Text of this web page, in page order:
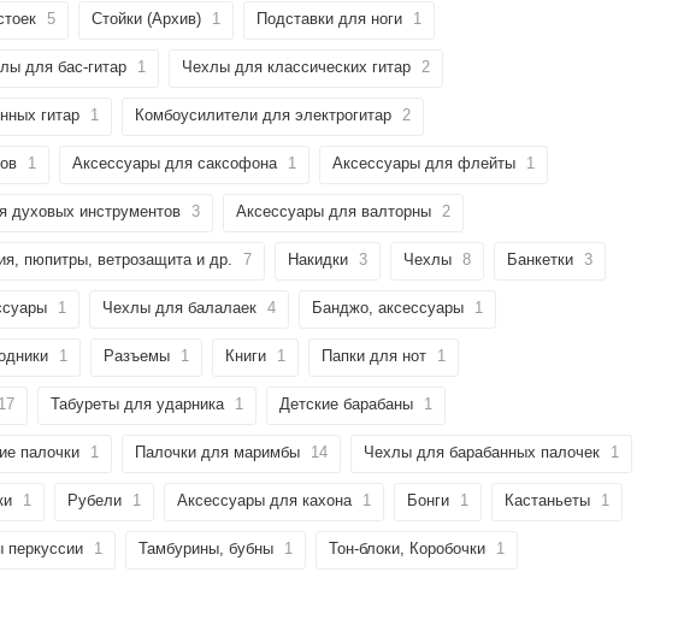
5 Стойки (Архив) 1 Подставки для ноги 1
для бас-гитар 1 Чехлы для классических гитар 2
гитар 1 Комбоусилители для электрогитар 2
1 Аксессуары для саксофона 1 Аксессуары для флейты 1
духовых инструментов 3 Аксессуары для валторны 2
пюпитры, ветрозащита и др. 7 Накидки 3 Чехлы 8 Банкетки 3
1 Чехлы для балалаек 4 Банджо, аксессуары 1
1 Разъемы 1 Книги 1 Папки для нот 1
17 Табуреты для ударника 1 Детские барабаны 1
палочки 1 Палочки для маримбы 14 Чехлы для барабанных палочек 1
1 Рубели 1 Аксессуары для кахона 1 Бонги 1 Кастаньеты 1
перкуссии 1 Тамбурины, бубны 1 Тон-блоки, Коробочки 1